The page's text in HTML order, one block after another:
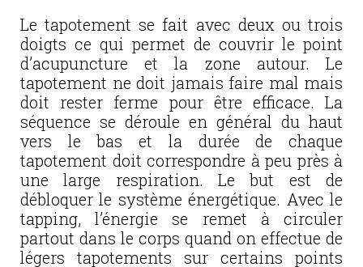
Le tapotement se fait avec deux ou trois
doigts ce qui permet de couvrir le point
d’acupuncture et la zone autour. Le
tapotement ne doit jamais faire mal mais
doit rester ferme pour être efficace. La
séquence se déroule en général du haut
vers le bas et la durée de chaque
tapotement doit correspondre à peu près à
une large respiration. Le but est de
débloquer le système énergétique. Avec le
tapping, l’énergie se remet à circuler
partout dans le corps quand on effectue de
légers tapotements sur certains points